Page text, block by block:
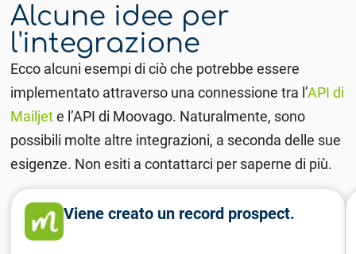
Alcune idee per
l'integrazione
Ecco alcuni esempi di ciò che potrebbe essere
implementato attraverso una connessione tra l’API di
Mailjete l’API di Moovago. Naturalmente, sono
possibili molte altre integrazioni, a seconda delle sue
esigenze. Non esiti a contattarci per saperne di più.
Viene creato un record prospect.